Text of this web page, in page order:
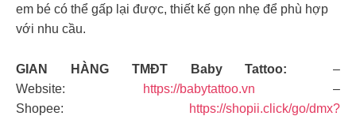
em bé có thể gấp lại được, thiết kế gọn nhẹ để phù hợp
với nhu cầu.
GIAN HÀNG TMĐT Baby Tattoo:
–
Website:
https://babytattoo.vn –
Shopee:
https://shopii.click/go/dmx?